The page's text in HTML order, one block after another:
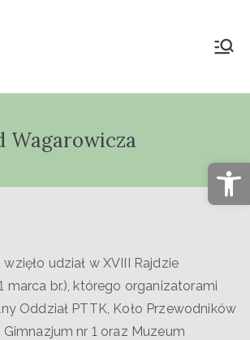
Przyrody
im.
Pazdura
Wagarowicza
udział w XVIII Rajdzie
marca br.), którego organizatorami
Oddział PTTK, Koło Przewodników
nr 1 oraz Muzeum